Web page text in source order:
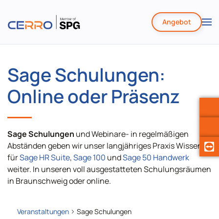
Zum
Angebot
Sage Schulungen:
Online oder Präsenz
Sage Schulungen und Webinare- in regelmäßigen
Abständen geben wir unser langjähriges Praxis Wissen
fürSage HR Suite,Sage 100 undSage 50 Handwerk
weiter. In unseren voll ausgestatteten Schulungsräumen
in Braunschweig oder online.
Veranstaltungen Sage Schulungen
0:00
1:00
2:00